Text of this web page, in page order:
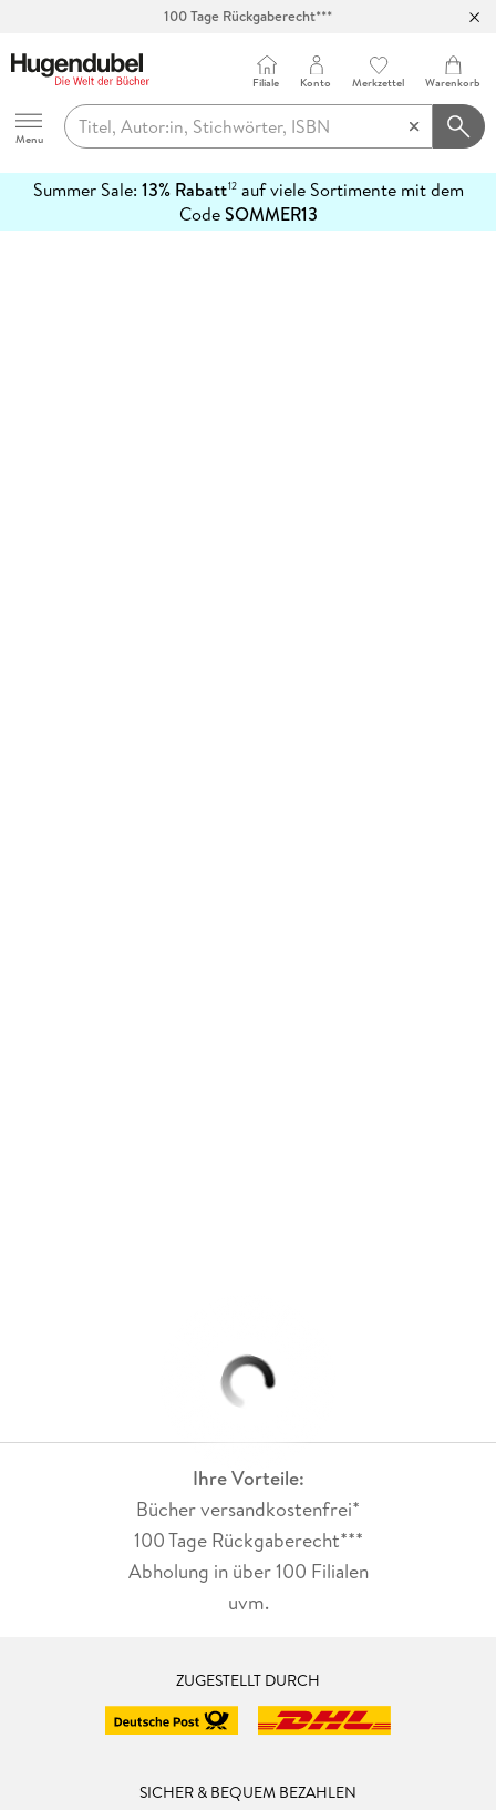
100 Tage Rückgaberecht***
Hugendubel
Menu
Filiale Konto Merkzettel Warenkorb
Summer Sale: 13% Rabatt12auf viele Sortimente mit dem
CodeSOMMER13
erfahren
Ihre Vorteile:
Bücher versandkostenfrei*
100 Tage Rückgaberecht***
Abholung in über 100 Filialen
uvm.
ZUGESTELLT DURCH
SICHER & BEQUEM BEZAHLEN